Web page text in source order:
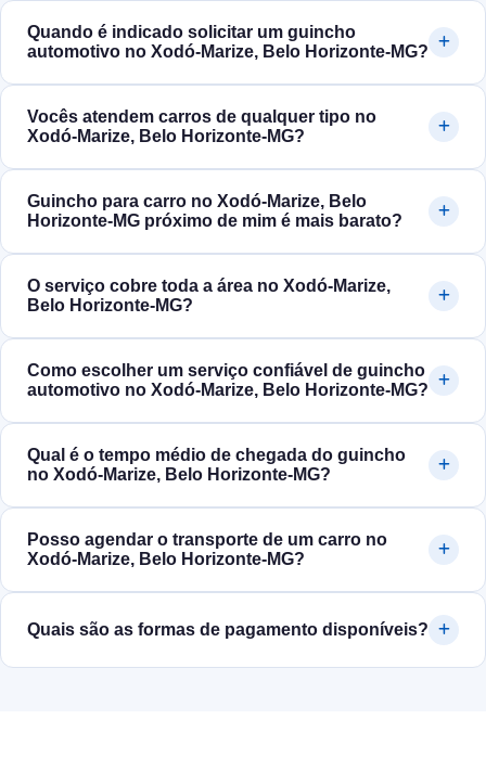
Quando é indicado solicitar um guincho
automotivo no Xodó-Marize, Belo Horizonte‑MG?
Vocês atendem carros de qualquer tipo no
Xodó-Marize, Belo Horizonte‑MG?
Guincho para carro no Xodó-Marize, Belo
Horizonte‑MG próximo de mim é mais barato?
O serviço cobre toda a área no Xodó-Marize,
Belo Horizonte‑MG?
Como escolher um serviço confiável de guincho
automotivo no Xodó-Marize, Belo Horizonte‑MG?
Qual é o tempo médio de chegada do guincho
no Xodó-Marize, Belo Horizonte‑MG?
Posso agendar o transporte de um carro no
Xodó-Marize, Belo Horizonte‑MG?
Quais são as formas de pagamento disponíveis?